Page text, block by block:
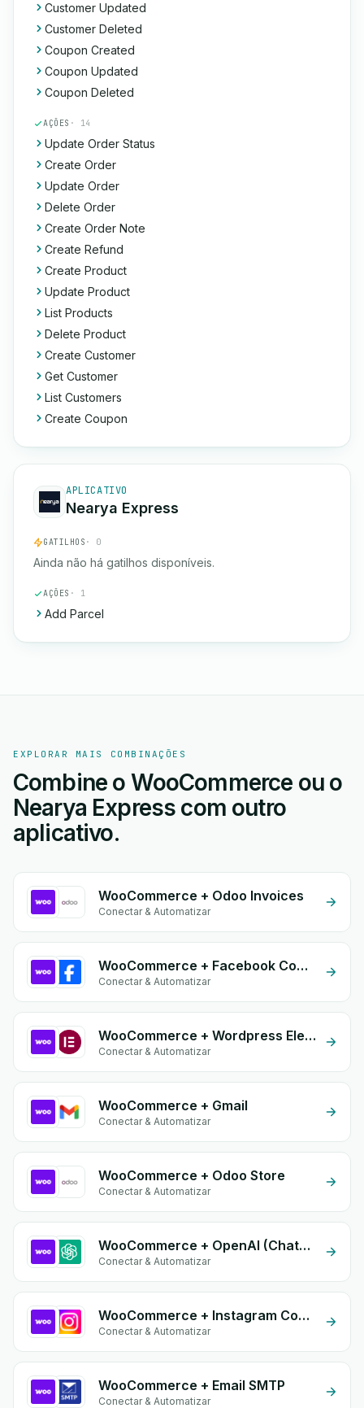
Customer Updated
Customer Deleted
Coupon Created
Coupon Updated
Coupon Deleted
AÇÕES · 14
Update Order Status
Create Order
Update Order
Delete Order
Create Order Note
Create Refund
Create Product
Update Product
List Products
Delete Product
Create Customer
Get Customer
List Customers
Create Coupon
APLICATIVO
Nearya Express
GATILHOS · 0
Ainda não há gatilhos disponíveis.
AÇÕES · 1
Add Parcel
EXPLORAR MAIS COMBINAÇÕES
Combine o WooCommerce ou o
Nearya Express com outro
aplicativo.
WooCommerce + Odoo Invoices
Conectar & Automatizar
WooCommerce + Facebook Comments
Conectar & Automatizar
WooCommerce + Wordpress Elementor
Conectar & Automatizar
WooCommerce + Gmail
Conectar & Automatizar
WooCommerce + Odoo Store
Conectar & Automatizar
WooCommerce + OpenAI (ChatGPT)
Conectar & Automatizar
WooCommerce + Instagram Comment
Conectar & Automatizar
WooCommerce + Email SMTP
Conectar & Automatizar